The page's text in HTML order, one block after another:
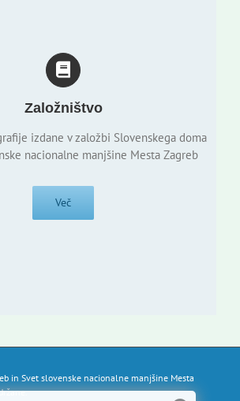
Založništvo
izdane v založbi Slovenskega doma
nacionalne manjšine Mesta Zagreb
Več
in Svet slovenske nacionalne manjšine Mesta